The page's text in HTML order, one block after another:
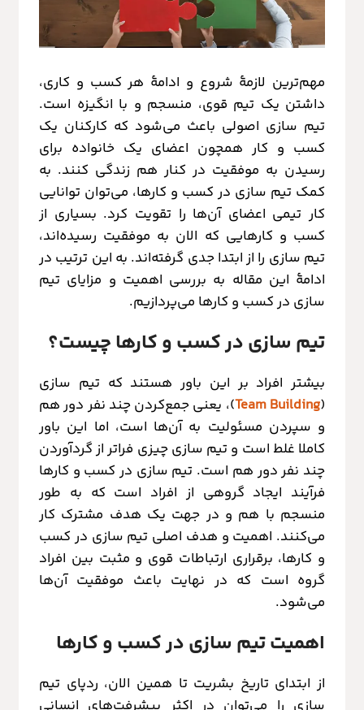
مهم‌ترین لازمۀ شروع و ادامۀ هر کسب و کاری،
داشتن یک تیم قوی، منسجم و با انگیزه است.
تیم سازی اصولی باعث می‌شود که کارکنان یک
کسب و کار همچون اعضای یک خانواده برای
رسیدن به موفقیت در کنار هم زندگی کنند. به
کمک تیم سازی در کسب و کارها، می‌توان توانایی
کار تیمی اعضای آن‌ها را تقویت کرد. بسیاری از
کسب و کارهایی که الان به موفقیت رسیده‌اند،
تیم سازی را از ابتدا جدی گرفته‌اند. به این ترتیب در
ادامۀ این مقاله به بررسی اهمیت و مزایای تیم
سازی در کسب و کارها می‌پردازیم.
تیم سازی در کسب و کارها چیست؟
بیشتر افراد بر این باور هستند که تیم سازی
(
Team Building)، یعنی جمع‌کردن چند نفر دور هم
و سپردن مسئولیت به آن‌ها است، اما این باور
کاملا غلط است و تیم سازی چیزی فراتر از گردآوردن
چند نفر دور هم است. تیم سازی در کسب و کارها
فرآیند ایجاد گروهی از افراد است که به طور
منسجم با هم و در جهت یک هدف مشترک کار
می‌کنند. اهمیت و هدف اصلی تیم سازی در کسب
و کارها، برقراری ارتباطات قوی و مثبت بین افراد
گروه است که در نهایت باعث موفقیت آن‌ها
می‌شود.
اهمیت تیم سازی در کسب و کارها
از ابتدای تاریخ بشریت تا همین الان، ردپای تیم